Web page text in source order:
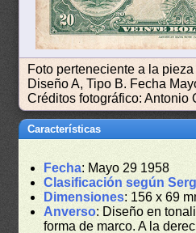
Foto perteneciente a la pieza
Diseño A, Tipo B. Fecha
Créditos fotográfico: Antonio
Características
Fecha: Mayo 29 1958
Clasificación según
Dimensiones: 156 x 69
Anverso: Diseño en
forma de marco. A la